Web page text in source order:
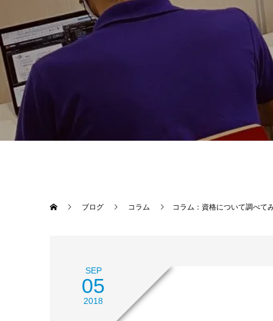
ブログ コラム コラム：資格について調べて
SEP
05
2018